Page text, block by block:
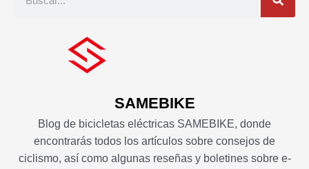
SAMEBIKE
Blog de bicicletas eléctricas SAMEBIKE, donde
encontrarás todos los artículos sobre consejos de
ciclismo, así como algunas reseñas y boletines sobre e-